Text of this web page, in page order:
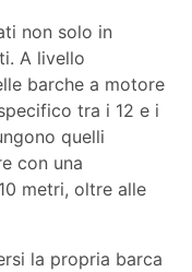
non solo in
A livello
barche a motore
tra i 12 e i
quelli
con una
metri, oltre alle
la propria barca